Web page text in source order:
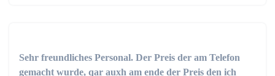
Sehr freundliches Personal. Der Preis der am Telefon
gemacht wurde, qar auxh am ende der Preis den ich